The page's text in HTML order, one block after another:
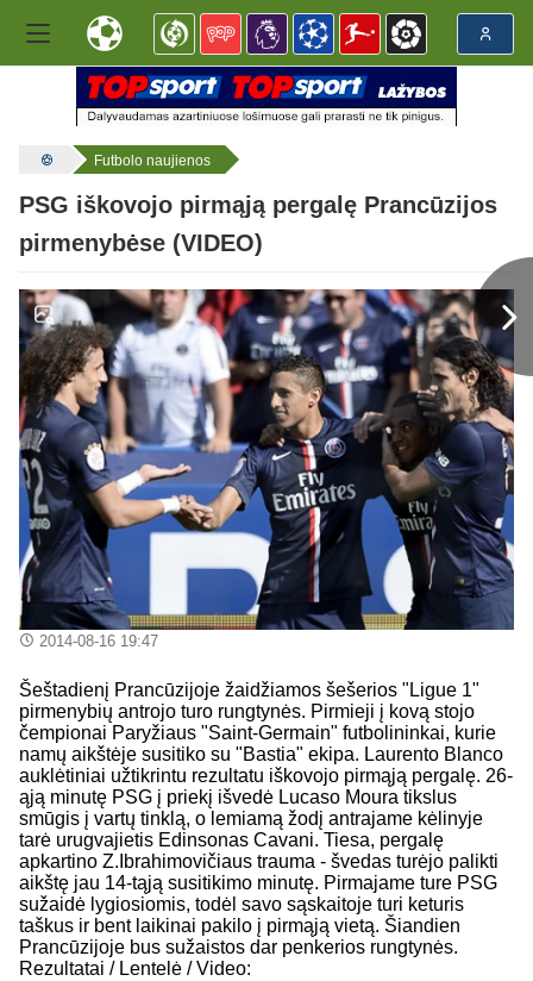
Futbolo naujienos
PSG iškovojo pirmąją pergalę Prancūzijos
pirmenybėse (VIDEO)
2014-08-16 19:47
Šeštadienį Prancūzijoje žaidžiamos šešerios "Ligue 1"
pirmenybių antrojo turo rungtynės. Pirmieji į kovą stojo
čempionai Paryžiaus "Saint-Germain" futbolininkai, kurie
namų aikštėje susitiko su "Bastia" ekipa. Laurento Blanco
auklėtiniai užtikrintu rezultatu iškovojo pirmąją pergalę. 26-
ąją minutę PSG į priekį išvedė Lucaso Moura tikslus
smūgis į vartų tinklą, o lemiamą žodį antrajame kėlinyje
tarė urugvajietis Edinsonas Cavani. Tiesa, pergalę
apkartino Z.Ibrahimovičiaus trauma - švedas turėjo palikti
aikštę jau 14-tąją susitikimo minutę. Pirmajame ture PSG
sužaidė lygiosiomis, todėl savo sąskaitoje turi keturis
taškus ir bent laikinai pakilo į pirmąją vietą. Šiandien
Prancūzijoje bus sužaistos dar penkerios rungtynės.
Rezultatai / Lentelė / Video: